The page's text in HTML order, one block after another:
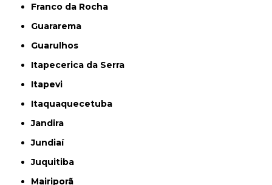
Franco da Rocha
Guararema
Guarulhos
Itapecerica da Serra
Itapevi
Itaquaquecetuba
Jandira
Jundiaí
Juquitiba
Mairiporã